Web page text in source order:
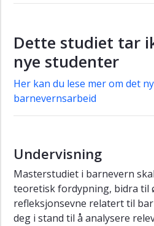
studier
oppbygning
Kontakt
Studiemiljø
Utenlandsopphold
Dette studiet tar
nye studenter
Her kan du lese mer om det
barnevernsarbeid
Undervisning
Masterstudiet i barnevern
teoretisk fordypning, bidra til
refleksjonsevne relatert til
deg i stand til å analysere